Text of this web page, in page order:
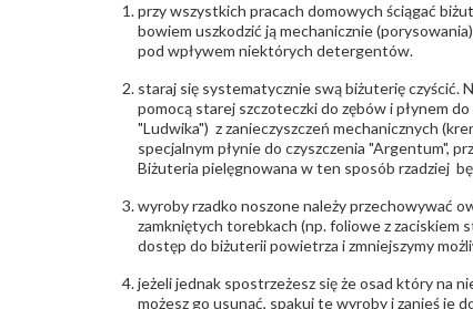
przy wszystkich pracach domowych ściągać
bowiem uszkodzić ją mechanicznie
pod wpływem niektórych detergentów.
staraj się systematycznie swą biżuterię czyścić.
pomocą starej szczoteczki do zębów i płynem
"Ludwika") z zanieczyszczeń mechanicznych
specjalnym płynie do czyszczenia "Argentum",
Biżuteria pielęgnowana w ten sposób rzadziej
wyroby rzadko noszone należy przechowywać
zamkniętych torebkach (np. foliowe z zaciskiem
dostęp do biżuterii powietrza i zmniejszymy
jeżeli jednak spostrzeżesz się że osad który na
możesz go usunąć, spakuj te wyroby i zanieś je